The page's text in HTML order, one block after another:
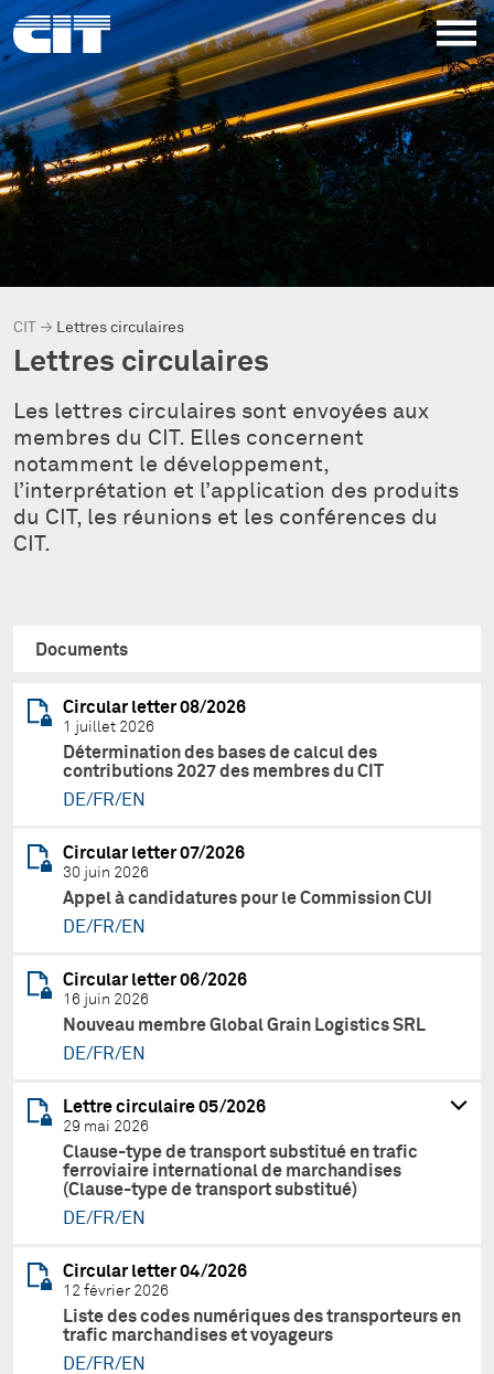
CIT → Lettres circulaires
Lettres circulaires
Les lettres circulaires sont envoyées aux
membres du CIT. Elles concernent
notamment le développement,
l’interprétation et l’application des produits
du CIT, les réunions et les conférences du
CIT.
Documents
Circular letter 08/2026
1 juillet 2026
Détermination des bases de calcul des
contributions 2027 des membres du CIT
DE/FR/EN
Circular letter 07/2026
30 juin 2026
Appel à candidatures pour le Commission CUI
DE/FR/EN
Circular letter 06/2026
16 juin 2026
Nouveau membre Global Grain Logistics SRL
DE/FR/EN
Lettre circulaire 05/2026
29 mai 2026
Clause-type de transport substitué en trafic
ferroviaire international de marchandises
(Clause-type de transport substitué)
DE/FR/EN
Circular letter 04/2026
12 février 2026
Liste des codes numériques des transporteurs en
trafic marchandises et voyageurs
DE/FR/EN